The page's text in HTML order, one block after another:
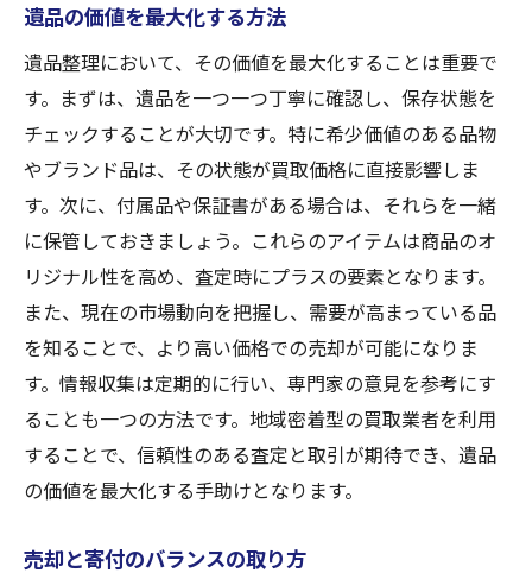
遺品の価値を最大化する方法
遺品整理において、その価値を最大化することは重要で
す。まずは、遺品を一つ一つ丁寧に確認し、保存状態を
チェックすることが大切です。特に希少価値のある品物
やブランド品は、その状態が買取価格に直接影響しま
す。次に、付属品や保証書がある場合は、それらを一緒
に保管しておきましょう。これらのアイテムは商品のオ
リジナル性を高め、査定時にプラスの要素となります。
また、現在の市場動向を把握し、需要が高まっている品
を知ることで、より高い価格での売却が可能になりま
す。情報収集は定期的に行い、専門家の意見を参考にす
ることも一つの方法です。地域密着型の買取業者を利用
することで、信頼性のある査定と取引が期待でき、遺品
の価値を最大化する手助けとなります。
売却と寄付のバランスの取り方